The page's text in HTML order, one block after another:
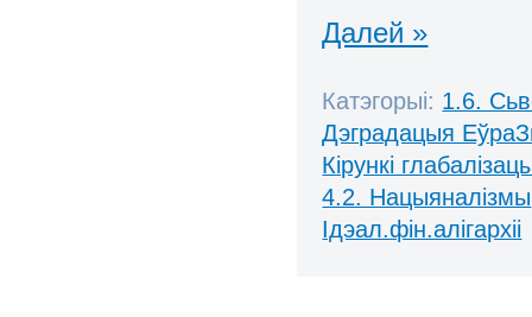
Далей »
Катэгорыі: 1.6.
Дэградацыя
Кірункі
4.2. Нацыяналізмы
Ідэал.фін.алігархіі